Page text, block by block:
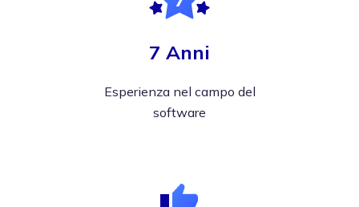
7 Anni
Esperienza nel campo del
software